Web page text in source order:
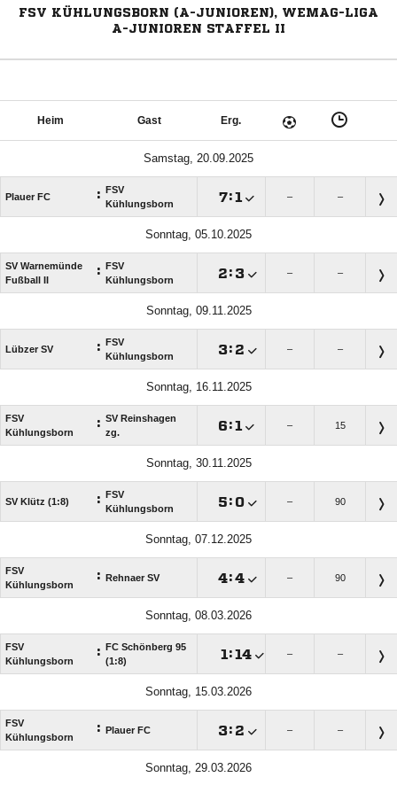
FSV KÜHLUNGSBORN (A-JUNIOREN), WEMAG-LIGA
A-JUNIOREN STAFFEL II
Heim Gast Erg.
Samstag, 20.09.2025
Plauer FC : FSV
Kühlungsborn
: – –
Sonntag, 05.10.2025
SV Warnemünde
Fußball II
: FSV
Kühlungsborn
:  – –
Sonntag, 09.11.2025
Lübzer SV : FSV
Kühlungsborn
:  – –
Sonntag, 16.11.2025
FSV
Kühlungsborn
: SV Reinshagen
zg.
: – 15
Sonntag, 30.11.2025
SV Klütz (1:8) : FSV
Kühlungsborn
:  – 90
Sonntag, 07.12.2025
FSV
Kühlungsborn
: Rehnaer SV : – 90
Sonntag, 08.03.2026
FSV
Kühlungsborn
: FC Schönberg 95
(1:8)
 : – –
Sonntag, 15.03.2026
FSV
Kühlungsborn
: Plauer FC :  – –
Sonntag, 29.03.2026